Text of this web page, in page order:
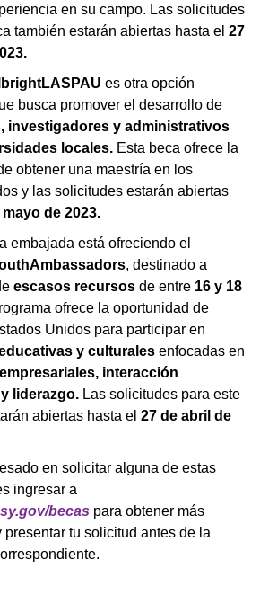
en su campo. Las solicitudes
también estarán abiertas hasta el 27
es otra opción
busca promover el desarrollo de
investigadores y administrativos
locales. Esta beca ofrece la
obtener una maestría en los
y las solicitudes estarán abiertas
mayo de 2023.
embajada está ofreciendo el
, destinado a
escasos recursos de entre 16 y 18
ofrece la oportunidad de
Unidos para participar en
y culturales enfocadas en
interacción
liderazgo. Las solicitudes para este
abiertas hasta el 27 de abril de
en solicitar alguna de estas
ingresar a
becas para obtener más
presentar tu solicitud antes de la